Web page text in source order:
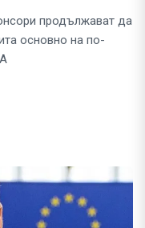
продължават да
основно на по-